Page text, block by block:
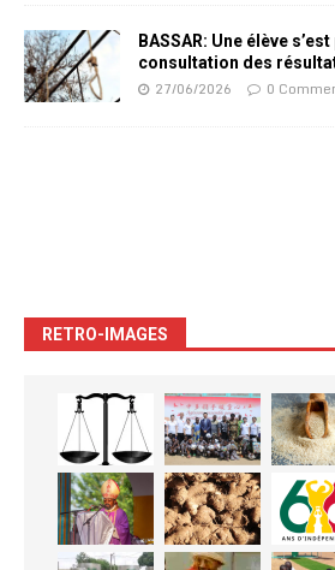
BASSAR: Une élève
consultation des
27/06/2026 0
RETRO-IMAGES